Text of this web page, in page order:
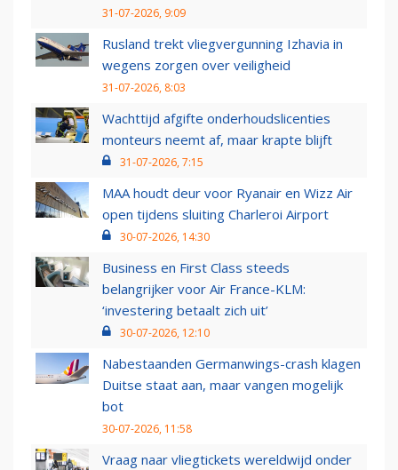
31-07-2026, 9:09
Rusland trekt vliegvergunning Izhavia in
wegens zorgen over veiligheid
31-07-2026, 8:03
Wachttijd afgifte onderhoudslicenties
monteurs neemt af, maar krapte blijft
31-07-2026, 7:15
MAA houdt deur voor Ryanair en Wizz Air
open tijdens sluiting Charleroi Airport
30-07-2026, 14:30
Business en First Class steeds
belangrijker voor Air France-KLM:
‘investering betaalt zich uit’
30-07-2026, 12:10
Nabestaanden Germanwings-crash klagen
Duitse staat aan, maar vangen mogelijk
bot
30-07-2026, 11:58
Vraag naar vliegtickets wereldwijd onder